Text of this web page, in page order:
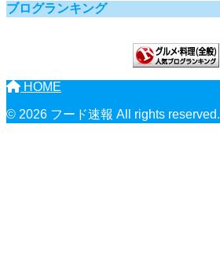
ブログランキング
HOME
© 2026 フード速報 All rights reserved.